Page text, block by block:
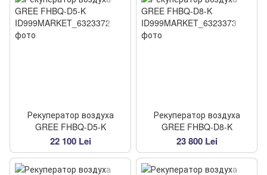
Рекуператор воздуха
GREE FHBQ-D5-K
22 100 Lei
Рекуператор воздуха
GREE FHBQ-D8-K
23 800 Lei